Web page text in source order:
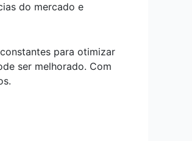
do mercado e
para otimizar
ser melhorado. Com